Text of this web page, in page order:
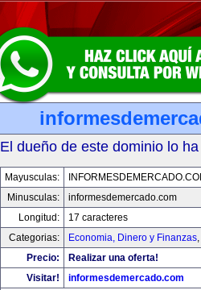
El dueño de este dominio lo
Mayusculas:
Minusculas:
informesdemercado.com
Longitud:
17 caracteres
Categorias:
Economia, Dinero y Finanzas,
Precio:
Realizar una oferta!
Visitar!
informesdemercado.com